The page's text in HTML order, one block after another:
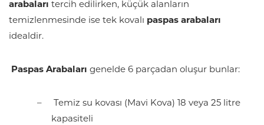
arabaları tercih edilirken, küçük alanların
temizlenmesinde ise tek kovalı paspas arabaları
idealdir.
Paspas Arabaları genelde 6 parçadan oluşur bunlar:
–
Temiz su kovası (Mavi Kova) 18 veya 25 litre
kapasiteli